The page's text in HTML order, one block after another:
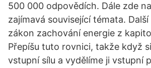
500 000 odpovědích. Dále zde
zajímavá související témata.
zákon zachování energie z
Přepíšu tuto rovnici, takže když
vstupní sílu a vydělíme ji vstupní